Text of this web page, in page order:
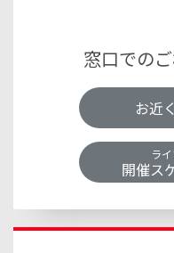
高齢化社会が加速す
様化しています。
それぞれの契約形態
経済的な負担も含め
とが大切です。
最
入居金、
窓口での
お近
ラ
開催ス